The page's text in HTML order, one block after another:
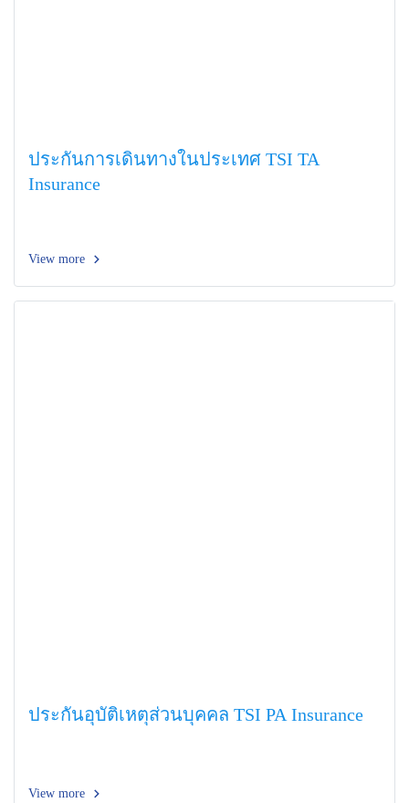
ประกันการเดินทางในประเทศ TSI TA
Insurance
View more
ประกันอุบัติเหตุส่วนบุคคล TSI PA Insurance
View more